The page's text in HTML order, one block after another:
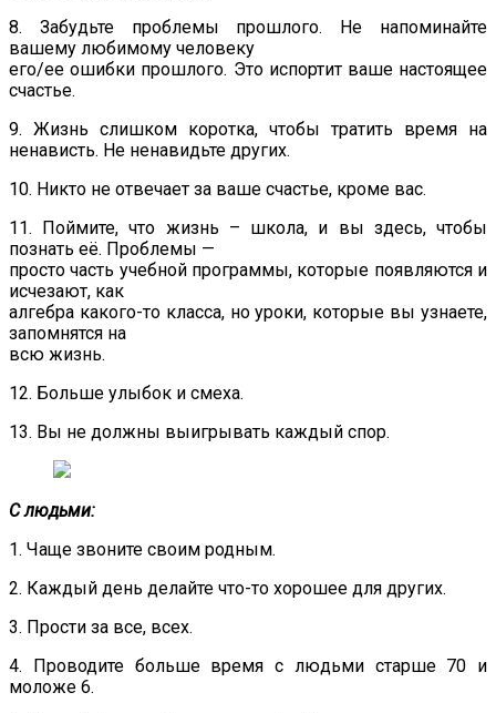
8. Забудьте проблемы прошлого. Не напоминайте
вашему любимому человеку
его/ее ошибки прошлого. Это испортит ваше настоящее
счастье.
9. Жизнь слишком коротка, чтобы тратить время на
ненависть. Не ненавидьте других.
10. Никто не отвечает за ваше счастье, кроме вас.
11. Поймите, что жизнь – школа, и вы здесь, чтобы
познать её. Проблемы —
просто часть учебной программы, которые появляются и
исчезают, как
алгебра какого-то класса, но уроки, которые вы узнаете,
запомнятся на
всю жизнь.
12. Больше улыбок и смеха.
13. Вы не должны выигрывать каждый спор.
С людьми:
1. Чаще звоните своим родным.
2. Каждый день делайте что-то хорошее для других.
3. Прости за все, всех.
4. Проводите больше время с людьми старше 70 и
моложе 6.